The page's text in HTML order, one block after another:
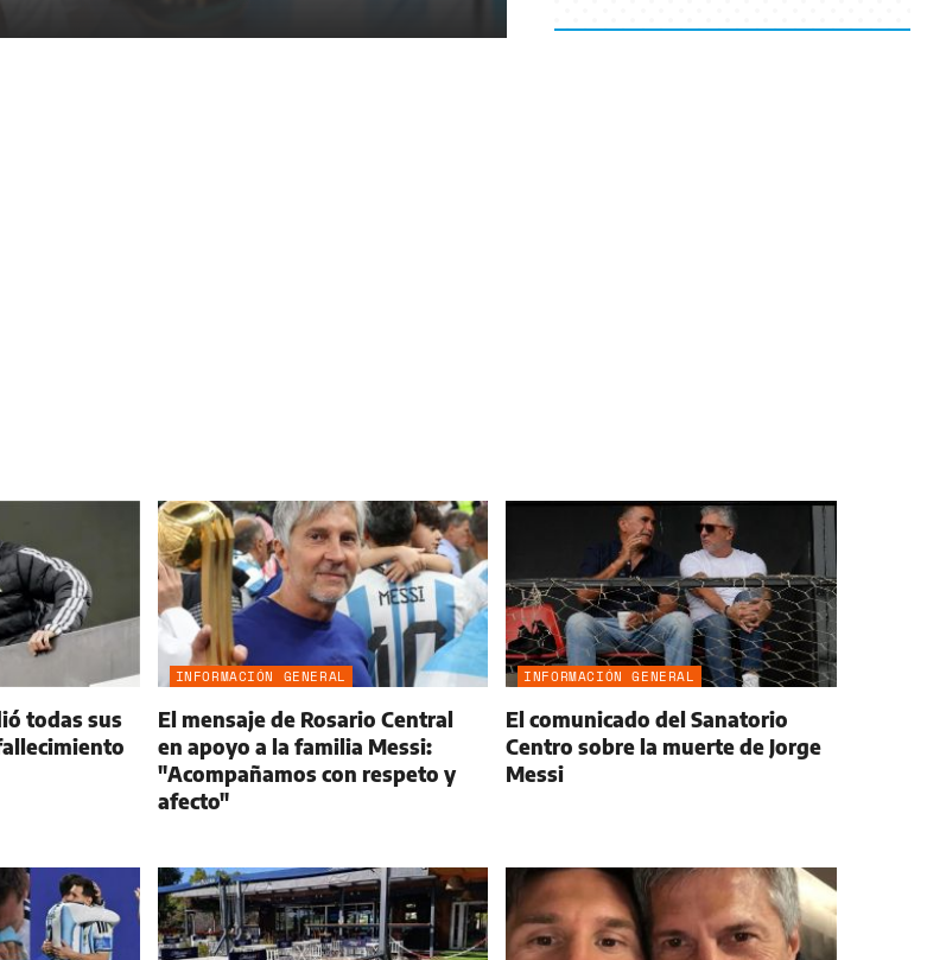
todas sus
INFORMACIÓN GENERAL
El mensaje de Rosario Central
en apoyo a la familia Messi:
"Acompañamos con respeto y
afecto"
INFORMACIÓN GENERAL
El comunicado del Sanatorio
Centro sobre la muerte de Jorge
Messi